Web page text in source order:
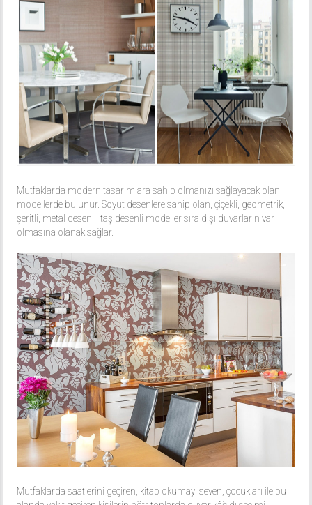
Mutfaklarda modern tasarımlara sahip olmanızı sağlayacak olan
modellerde bulunur. Soyut desenlere sahip olan, çiçekli, geometrik,
şeritli, metal desenli, taş desenli modeller sıra dışı duvarların var
olmasına olanak sağlar.
Mutfaklarda saatlerini geçiren, kitap okumayı seven, çocukları ile bu